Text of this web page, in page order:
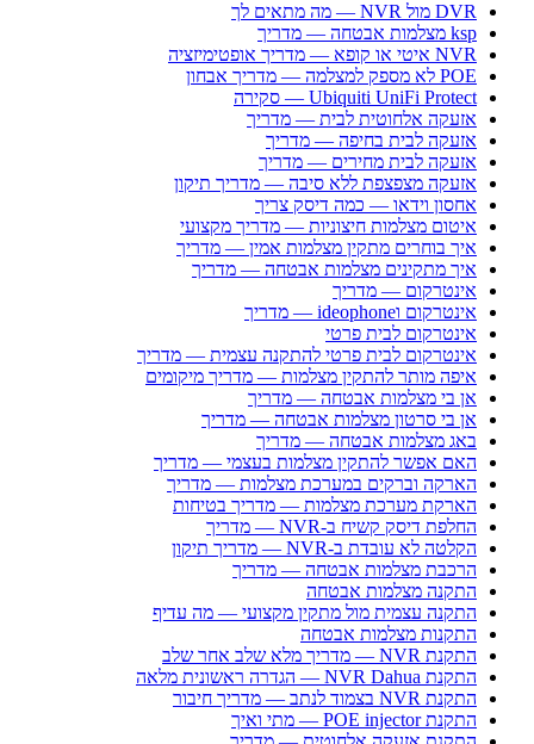
DVR מול NVR — מה מתאים לך
ksp מצלמות אבטחה — מדריך
NVR איטי או קופא — מדריך אופטימיזציה
POE לא מספק למצלמה — מדריך אבחון
Ubiquiti UniFi Protect — סקירה
אזעקה אלחוטית לבית — מדריך
אזעקה לבית בחיפה — מדריך
אזעקה לבית מחירים — מדריך
אזעקה מצפצפת ללא סיבה — מדריך תיקון
אחסון וידאו — כמה דיסק צריך
איטום מצלמות חיצוניות — מדריך מקצועי
איך בוחרים מתקין מצלמות אמין — מדריך
איך מתקינים מצלמות אבטחה — מדריך
אינטרקום — מדריך
אינטרקום וideophone — מדריך
אינטרקום לבית פרטי
אינטרקום לבית פרטי להתקנה עצמית — מדריך
איפה מותר להתקין מצלמות — מדריך מיקומים
אן בי מצלמות אבטחה — מדריך
אן בי סרטון מצלמות אבטחה — מדריך
באג מצלמות אבטחה — מדריך
האם אפשר להתקין מצלמות בעצמי — מדריך
הארקה וברקים במערכת מצלמות — מדריך
הארקת מערכת מצלמות — מדריך בטיחות
החלפת דיסק קשיח ב-NVR — מדריך
הקלטה לא עובדת ב-NVR — מדריך תיקון
הרכבת מצלמות אבטחה — מדריך
התקנה מצלמות אבטחה
התקנה עצמית מול מתקין מקצועי — מה עדיף
התקנות מצלמות אבטחה
התקנת NVR — מדריך מלא שלב אחר שלב
התקנת NVR Dahua — הגדרה ראשונית מלאה
התקנת NVR בצמוד לנתב — מדריך חיבור
התקנת POE injector — מתי ואיך